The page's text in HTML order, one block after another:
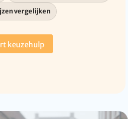
vergelijken
keuzehulp